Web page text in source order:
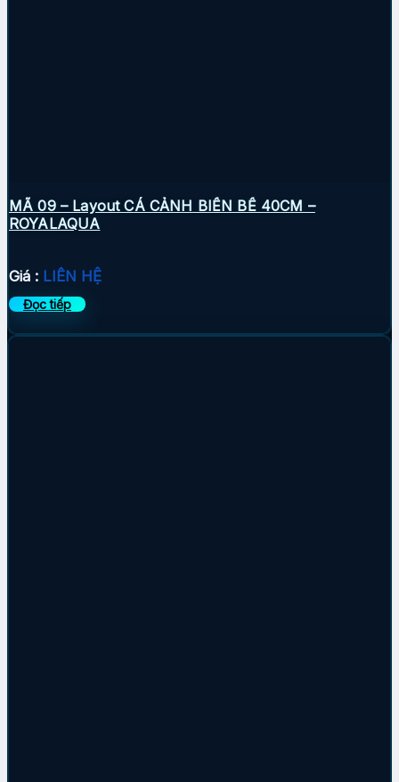
MÃ 09 – Layout CÁ CẢNH BIỂN BỂ 40CM –
ROYALAQUA
Giá : LIÊN HỆ
Đọc tiếp